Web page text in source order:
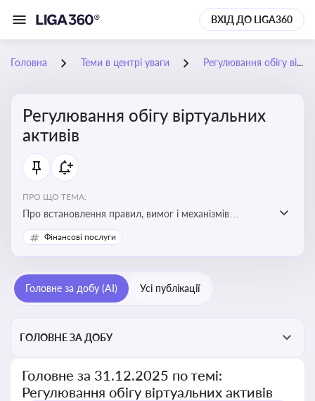
ВХІД ДО LIGA360
Головна Теми в центрі уваги Регулювання обігу віртуальних активів
Регулювання обігу віртуальних
активів
ПРО ЩО ТЕМА:
Про встановлення правил, вимог і механізмів
контролю за використанням, обігом та
оподаткуванням віртуальних активів, таких як
Фінансові послуги
Головне за добу (AI) Усі публікації
ГОЛОВНЕ ЗА ДОБУ
Головне за 31.12.2025 по темі:
Регулювання обігу віртуальних активів